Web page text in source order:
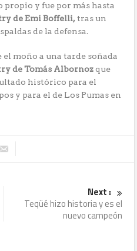
propio y fue por más hasta
de Emi Boffelli,tras un
de la defensa.
moño a una tarde soñada
de Tomás Albornozque
histórico para el
y para el de Los Pumas en
Next :
Teqüé hizo historia y es el
nuevo campeón